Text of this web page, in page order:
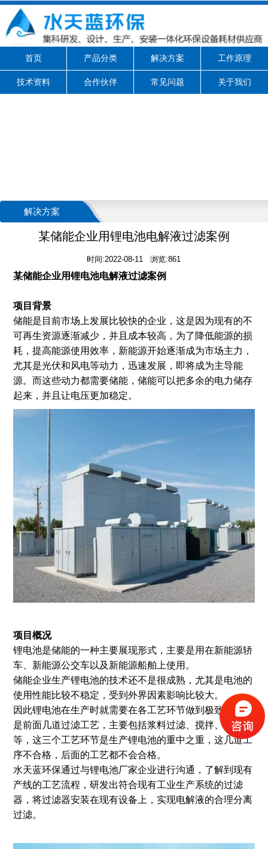
首页 产品分类 解决方案 工作原理
技术资料 合作伙伴 常见问题 关于我们
解决方案
某储能企业用锂电池电解液过滤案例
时间:2022-08-11 浏览:861
某储能企业用锂电池电解液过滤案例
项目背景
储能是目前市场上发展比较快的企业，这是因为现有的不
可再生资源逐渐减少，并且成本较高，为了降低能源的损
耗，提高能源使用效率，新能源开始逐渐成为市场主力，
尤其是光伏和风电等动力，迅速发展，即将成为主导能
源。而这些动力都需要储能，储能可以把多余的电力储存
起来，并且让电压更加稳定。
项目概况
锂电池是储能的一种主要展现形式，主要是用在新能源轿
车、新能源公交车以及新能源船舶上使用。
储能企业生产锂电池的技术还不是很成熟，尤其是电池的
使用性能比较不稳定，受到外界因素影响比较大。
因此锂电池在生产时就需要在各工艺环节做到极致，尤其
是前面几道过滤工艺，主要包括浆料过滤、搅拌、涂布
等，这三个工艺环节是生产锂电池的重中之重，这几道工
序不合格，后面的工艺都不会合格。
水天蓝环保通过与锂电池厂家企业进行沟通，了解到现有
产线的工艺流程，研发出符合现有工业生产系统的过滤
器，将过滤器安装在现有设备上，实现电解液的合理分离
过滤。